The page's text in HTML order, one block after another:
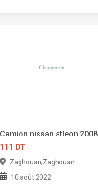
Camion nissan atleon 2008
111 DT
Zaghouan,Zaghouan
10 août 2022